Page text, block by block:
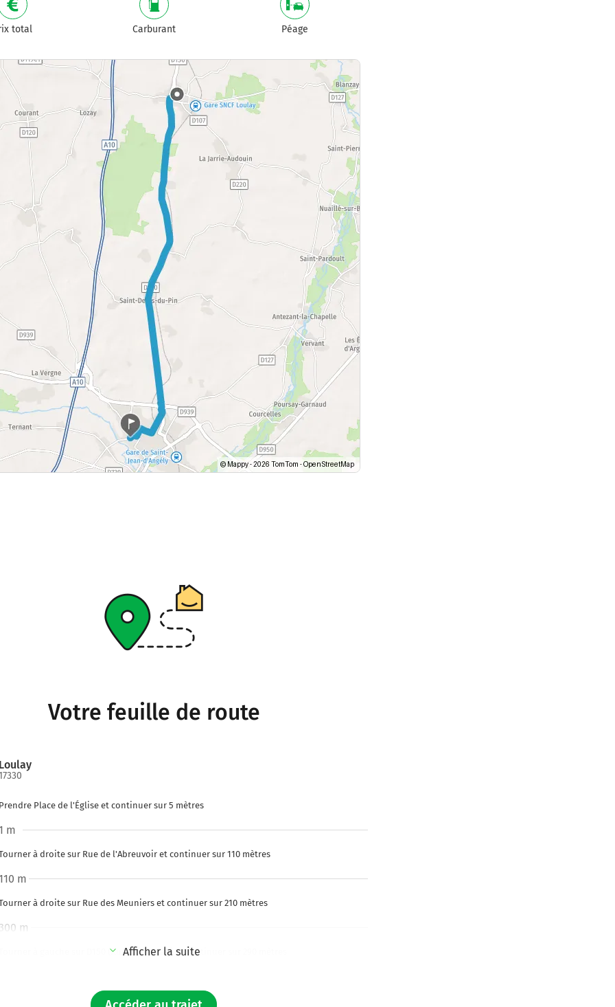
total Carburant Péage
Votre feuille de route
Place de l'Église et continuer sur 5 mètres
à droite sur Rue de l'Abreuvoir et continuer sur 110 mètres
m
à droite sur Rue des Meuniers et continuer sur 210 mètres
m
à gauche sur D150 (Rue Saint-Jean) et continuer sur 290 mètres
m
rond-point, prendre la 2ème sortie sur D150 (Rue Saint-Jean) et continuer sur 9,8
Afficher la suite